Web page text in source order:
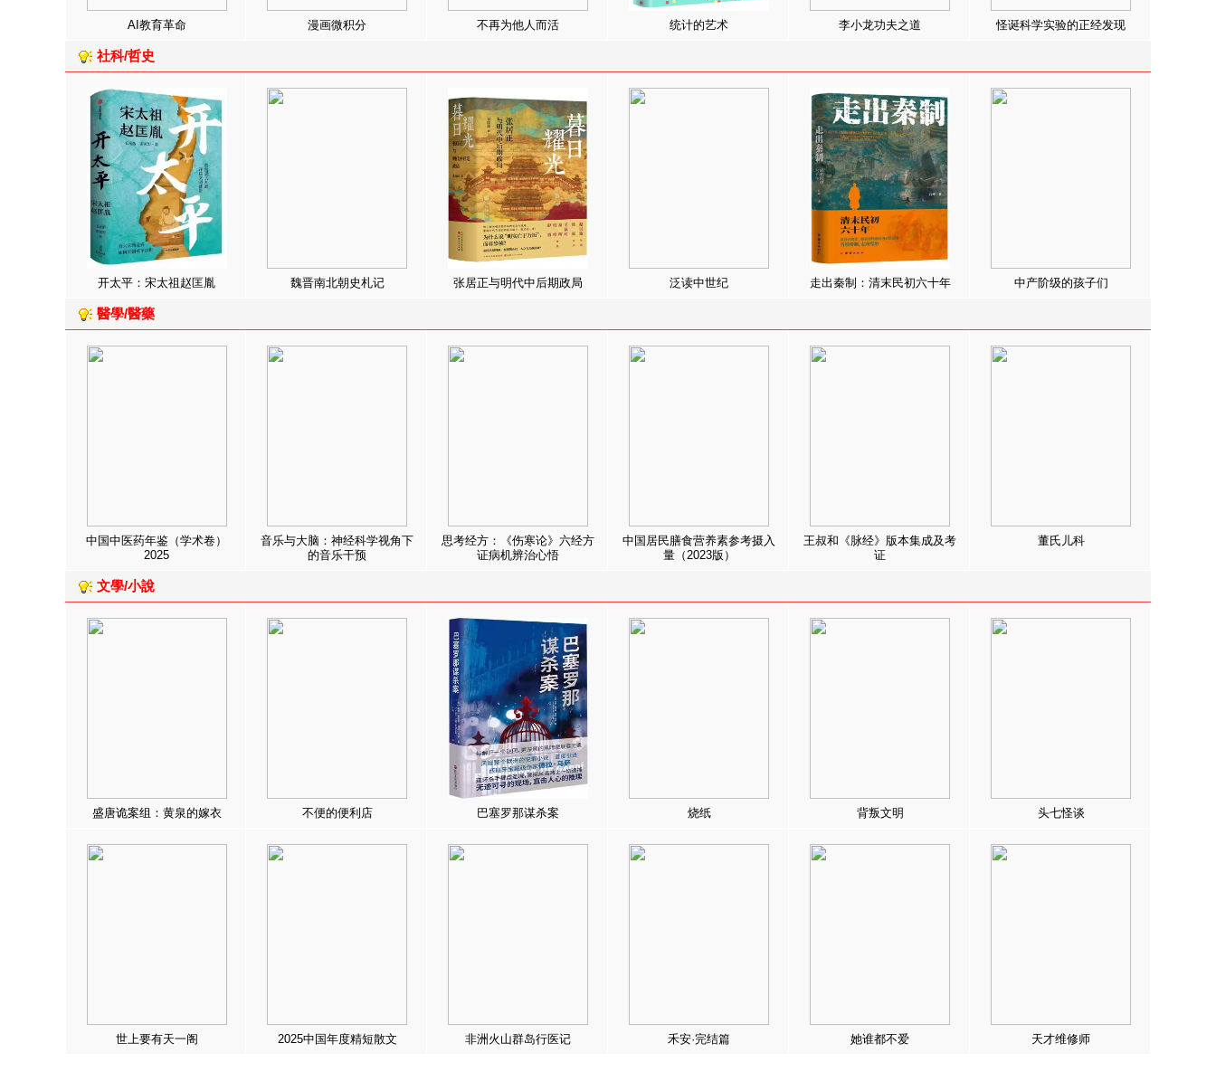
AI教育革命 漫画微积分 不再为他人而活 统计的艺术 李小龙功夫之道 怪诞科学实验的正经发现
社科/哲史
开太平：宋太祖赵匡胤 魏晋南北朝史札记 张居正与明代中后期政局 泛读中世纪 走出秦制：清末民初六十年 中产阶级的孩子们
醫學/醫藥
中国中医药年鉴（学术卷）
2025
音乐与大脑：神经科学视角下
的音乐干预
思考经方：《伤寒论》六经方
证病机辨治心悟
中国居民膳食营养素参考摄入
量（2023版）
王叔和《脉经》版本集成及考
证
董氏儿科
文學/小說
盛唐诡案组：黄泉的嫁衣 不便的便利店 巴塞罗那谋杀案 烧纸 背叛文明 头七怪谈
世上要有天一阁 2025中国年度精短散文 非洲火山群岛行医记 禾安·完结篇 她谁都不爱 天才维修师